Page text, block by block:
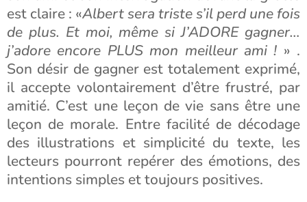
est claire : «Albert sera triste s’il perd une fois
de plus. Et moi, même si J’ADORE gagner…
j’adore encore PLUS mon meilleur ami ! » .
Son désir de gagner est totalement exprimé,
il accepte volontairement d’être frustré, par
amitié. C’est une leçon de vie sans être une
leçon de morale. Entre facilité de décodage
des illustrations et simplicité du texte, les
lecteurs pourront repérer des émotions, des
intentions simples et toujours positives.